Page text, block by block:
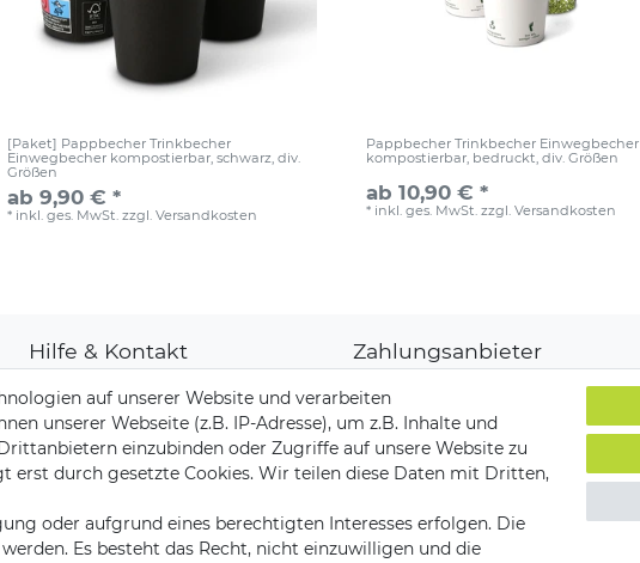
[Paket] Pappbecher Trinkbecher
Einwegbecher kompostierbar, schwarz, div.
Größen
ab 9,90 € *
* inkl. ges. MwSt. zzgl.Versandkosten
Pappbecher Trinkbecher Einwegbecher
kompostierbar, bedruckt, div. Größen
ab 10,90 € *
* inkl. ges. MwSt. zzgl.Versandkosten
Hilfe & Kontakt
Zahlungsarten
Versand & Lieferung
Rücksendungen
Kontakt zu uns
Zahlungsanbieter
Versandpartner
auf unserer Website und verarbeiten
unserer Webseite (z.B. IP-Adresse), um z.B. Inhalte und
einzubinden oder Zugriffe auf unsere Website zu
erst durch gesetzte Cookies. Wir teilen diese Daten mit Dritten,
oder aufgrund eines berechtigten Interesses erfolgen. Die
Es besteht das Recht, nicht einzuwilligen und die